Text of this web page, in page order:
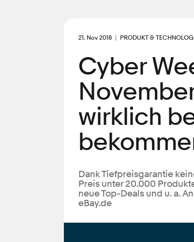
21. Nov 2018 PRODUKT &
Cyber
wirklich
Dank Tiefpreisgarantie
Preis unter 20.000
neue Top-Deals und u. a.
eBay.de